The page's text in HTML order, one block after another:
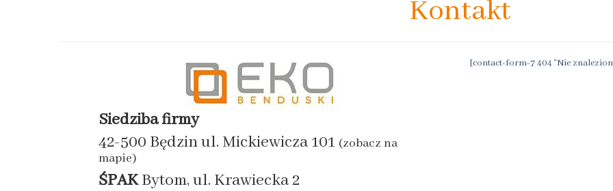
Kontakt
Siedziba firmy
42-500 Będzin ul. Mickiewicza 101 (zobacz na
mapie)
ŚPAKBytom, ul. Krawiecka 2
[contact-form-7 404 "Nie